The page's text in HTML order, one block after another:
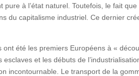
à l’état naturel. Toutefois, le fait
du capitalisme industriel. Ce dernier
été les premiers Européens à «
et les débuts de
incontournable. Le transport de la